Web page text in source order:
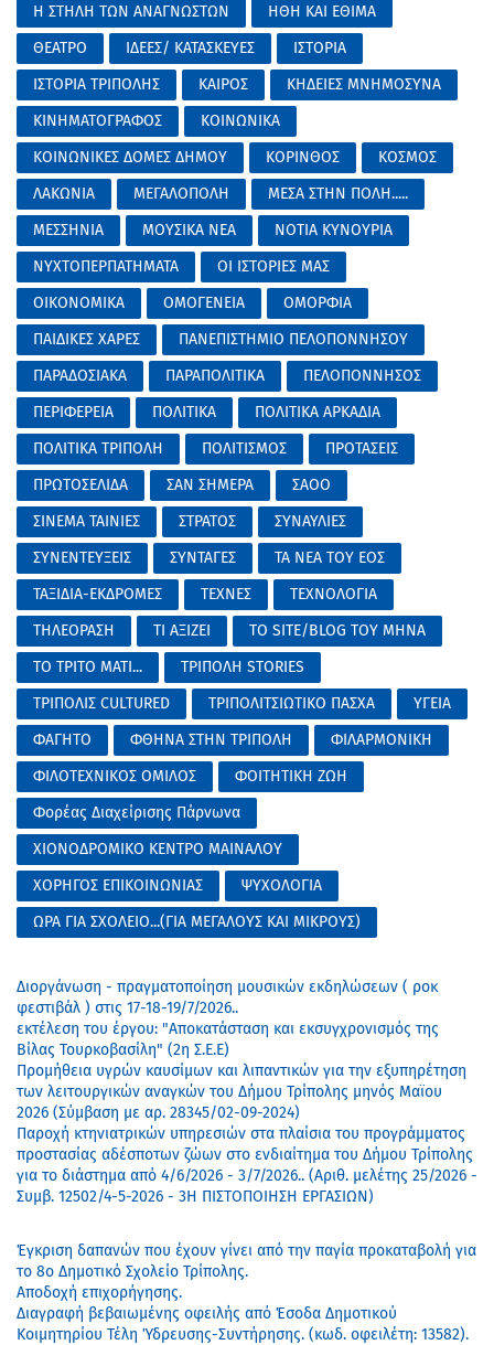
Η ΣΤΗΛΗ ΤΩΝ ΑΝΑΓΝΩΣΤΩΝ
ΗΘΗ ΚΑΙ ΕΘΙΜΑ
ΘΕΑΤΡΟ
ΙΔΕΕΣ/ ΚΑΤΑΣΚΕΥΕΣ
ΙΣΤΟΡΙΑ
ΙΣΤΟΡΙΑ ΤΡΙΠΟΛΗΣ
ΚΑΙΡΟΣ
ΚΗΔΕΙΕΣ ΜΝΗΜΟΣΥΝΑ
ΚΙΝΗΜΑΤΟΓΡΑΦΟΣ
ΚΟΙΝΩΝΙΚΑ
ΚΟΙΝΩΝΙΚΕΣ ΔΟΜΕΣ ΔΗΜΟΥ
ΚΟΡΙΝΘΟΣ
ΚΟΣΜΟΣ
ΛΑΚΩΝΙΑ
ΜΕΓΑΛΟΠΟΛΗ
ΜΕΣΑ ΣΤΗΝ ΠΟΛΗ.....
ΜΕΣΣΗΝΙΑ
ΜΟΥΣΙΚΑ ΝΕΑ
ΝΟΤΙΑ ΚΥΝΟΥΡΙΑ
ΝΥΧΤΟΠΕΡΠΑΤΗΜΑΤΑ
ΟΙ ΙΣΤΟΡΙΕΣ ΜΑΣ
ΟΙΚΟΝΟΜΙΚΑ
ΟΜΟΓΕΝΕΙΑ
ΟΜΟΡΦΙΑ
ΠΑΙΔΙΚΕΣ ΧΑΡΕΣ
ΠΑΝΕΠΙΣΤΗΜΙΟ ΠΕΛΟΠΟΝΝΗΣΟΥ
ΠΑΡΑΔΟΣΙΑΚΑ
ΠΑΡΑΠΟΛΙΤΙΚΑ
ΠΕΛΟΠΟΝΝΗΣΟΣ
ΠΕΡΙΦΕΡΕΙΑ
ΠΟΛΙΤΙΚΑ
ΠΟΛΙΤΙΚΑ ΑΡΚΑΔΙΑ
ΠΟΛΙΤΙΚΑ ΤΡΙΠΟΛΗ
ΠΟΛΙΤΙΣΜΟΣ
ΠΡΟΤΑΣΕΙΣ
ΠΡΩΤΟΣΕΛΙΔΑ
ΣΑΝ ΣΗΜΕΡΑ
ΣΑΟΟ
ΣΙΝΕΜΑ ΤΑΙΝΙΕΣ
ΣΤΡΑΤΟΣ
ΣΥΝΑΥΛΙΕΣ
ΣΥΝΕΝΤΕΥΞΕΙΣ
ΣΥΝΤΑΓΕΣ
ΤΑ ΝΕΑ ΤΟΥ ΕΟΣ
ΤΑΞΙΔΙΑ-ΕΚΔΡΟΜΕΣ
ΤΕΧΝΕΣ
ΤΕΧΝΟΛΟΓΙΑ
ΤΗΛΕΟΡΑΣΗ
ΤΙ ΑΞΙΖΕΙ
ΤΟ SITE/BLOG ΤΟΥ ΜΗΝΑ
ΤΟ ΤΡΙΤΟ ΜΑΤΙ...
ΤΡΙΠΟΛΗ STORIES
ΤΡΙΠΟΛΙΣ CULTURED
ΤΡΙΠΟΛΙΤΣΙΩΤΙΚΟ ΠΑΣΧΑ
ΥΓΕΙΑ
ΦΑΓΗΤΟ
ΦΘΗΝΑ ΣΤΗΝ ΤΡΙΠΟΛΗ
ΦΙΛΑΡΜΟΝΙΚΗ
ΦΙΛΟΤΕΧΝΙΚΟΣ ΟΜΙΛΟΣ
ΦΟΙΤΗΤΙΚΗ ΖΩΗ
Φορέας Διαχείρισης Πάρνωνα
ΧΙΟΝΟΔΡΟΜΙΚΟ ΚΕΝΤΡΟ ΜΑΙΝΑΛΟΥ
ΧΟΡΗΓΟΣ ΕΠΙΚΟΙΝΩΝΙΑΣ
ΨΥΧΟΛΟΓΙΑ
ΩΡΑ ΓΙΑ ΣΧΟΛΕΙΟ...(ΓΙΑ ΜΕΓΑΛΟΥΣ ΚΑΙ ΜΙΚΡΟΥΣ)
Διοργάνωση - πραγματοποίηση μουσικών εκδηλώσεων ( ροκ
φεστιβάλ ) στις 17-18-19/7/2026..
εκτέλεση του έργου: "Αποκατάσταση και εκσυγχρονισμός της
Βίλας Τουρκοβασίλη" (2η Σ.Ε.Ε)
Προμήθεια υγρών καυσίμων και λιπαντικών για την εξυπηρέτηση
των λειτουργικών αναγκών του Δήμου Τρίπολης μηνός Μαϊου
2026 (Σύμβαση με αρ. 28345/02-09-2024)
Παροχή κτηνιατρικών υπηρεσιών στα πλαίσια του προγράμματος
προστασίας αδέσποτων ζώων στο ενδιαίτημα του Δήμου Τρίπολης
για το διάστημα από 4/6/2026 - 3/7/2026.. (Αριθ. μελέτης 25/2026 -
Συμβ. 12502/4-5-2026 - 3Η ΠΙΣΤΟΠΟΙΗΣΗ ΕΡΓΑΣΙΩΝ)
Έγκριση δαπανών που έχουν γίνει από την παγία προκαταβολή για
το 8ο Δημοτικό Σχολείο Τρίπολης.
Αποδοχή επιχορήγησης.
Διαγραφή βεβαιωμένης οφειλής από Έσοδα Δημοτικού
Κοιμητηρίου Τέλη Ύδρευσης-Συντήρησης. (κωδ. οφειλέτη: 13582).